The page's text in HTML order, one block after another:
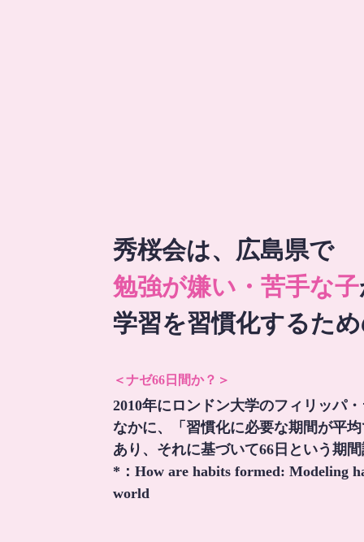
秀桜会は、広島県で
勉強が嫌い・苦手な子
学習を習慣化するた
＜ナゼ66日間か？＞
2010年にロンドン大学のフィリッパ
なかに、「習慣化に必要な期間が平
あり、それに基づいて66日という期
*：How are habits formed: Modeling
world